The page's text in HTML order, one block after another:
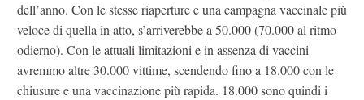
dell’anno. Con le stesse riaperture e una campagna vaccinale più
veloce di quella in atto, s’arriverebbe a 50.000 (70.000 al ritmo
odierno). Con le attuali limitazioni e in assenza di vaccini
avremmo altre 30.000 vittime, scendendo fino a 18.000 con le
chiusure e una vaccinazione più rapida. 18.000 sono quindi i